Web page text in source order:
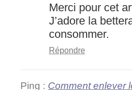
Merci pour cet
J’adore la
consommer.
Répondre
Ping : Comment enlever